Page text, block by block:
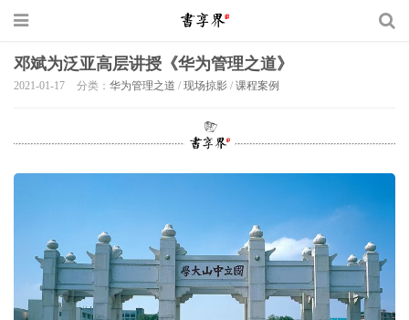
邓斌为泛亚高层讲授《华为管理之道》
2021-01-17 分类： 华为管理之道 / 现场掠影 / 课程案例